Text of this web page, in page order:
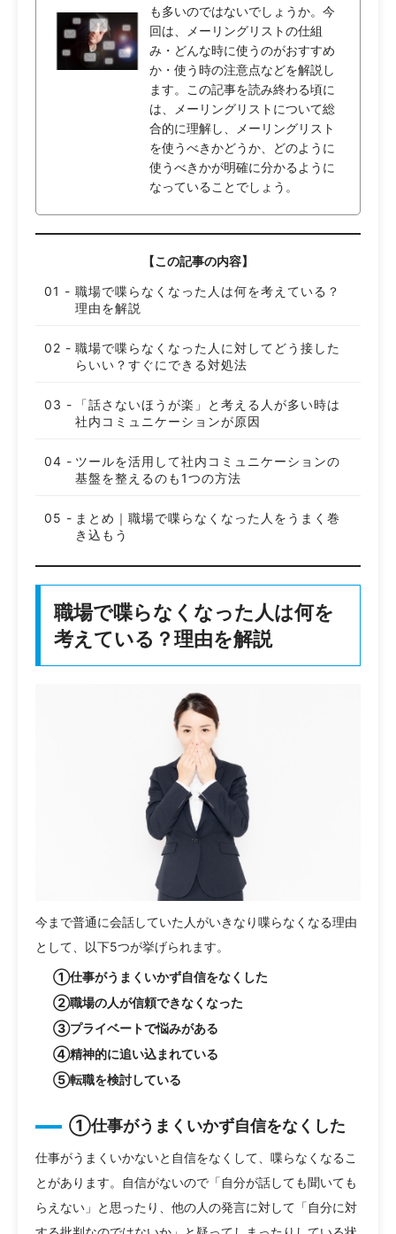
も多いのではないでしょうか。今
回は、メーリングリストの仕組
み・どんな時に使うのがおすすめ
か・使う時の注意点などを解説し
ます。この記事を読み終わる頃に
は、メーリングリストについて総
合的に理解し、メーリングリスト
を使うべきかどうか、どのように
使うべきかが明確に分かるように
なっていることでしょう。
【この記事の内容】
職場で喋らなくなった人は何を考えている？
理由を解説
職場で喋らなくなった人に対してどう接した
らいい？すぐにできる対処法
「話さないほうが楽」と考える人が多い時は
社内コミュニケーションが原因
ツールを活用して社内コミュニケーションの
基盤を整えるのも1つの方法
まとめ｜職場で喋らなくなった人をうまく巻
き込もう
職場で喋らなくなった人は何を
考えている？理由を解説
今まで普通に会話していた人がいきなり喋らなくなる理由
として、以下5つが挙げられます。
①仕事がうまくいかず自信をなくした
②職場の人が信頼できなくなった
③プライベートで悩みがある
④精神的に追い込まれている
⑤転職を検討している
①仕事がうまくいかず自信をなくした
仕事がうまくいかないと自信をなくして、喋らなくなるこ
とがあります。自信がないので「自分が話しても聞いても
らえない」と思ったり、他の人の発言に対して「自分に対